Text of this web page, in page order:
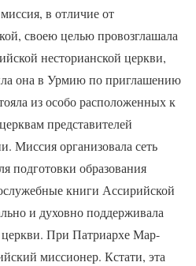
в отличие от
своею целью провозглашала
несторианской церкви,
она в Урмию по приглашению
из особо расположенных к
представителей
Миссия организовала сеть
подготовки образования
книги Ассирийской
и духовно поддерживала
церкви. При Патриархе Мар-
миссионер. Кстати, эта